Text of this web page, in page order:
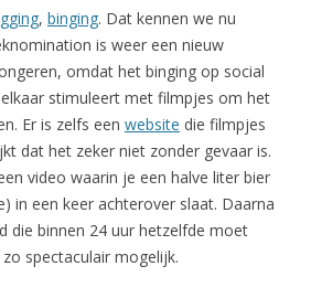
, binging. Dat kennen we nu
is weer een nieuw
omdat het binging op social
stimuleert met filmpjes om het
Er is zelfs een website die filmpjes
dat het zeker niet zonder gevaar is.
video waarin je een halve liter bier
in een keer achterover slaat. Daarna
die binnen 24 uur hetzelfde moet
spectaculair mogelijk.